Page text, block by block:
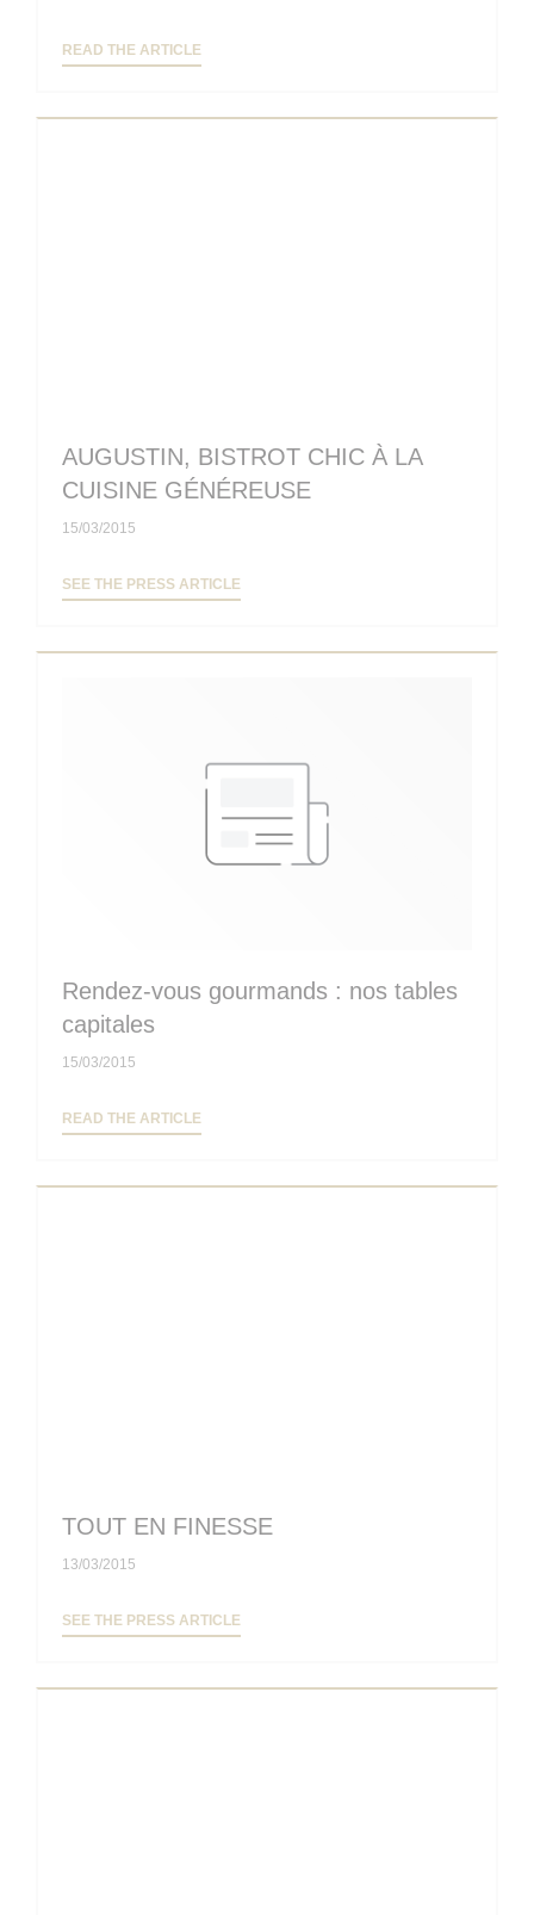
READ THE ARTICLE
AUGUSTIN, BISTROT CHIC À LA
CUISINE GÉNÉREUSE
15/03/2015
SEE THE PRESS ARTICLE
Rendez-vous gourmands : nos tables
capitales
15/03/2015
READ THE ARTICLE
TOUT EN FINESSE
13/03/2015
SEE THE PRESS ARTICLE